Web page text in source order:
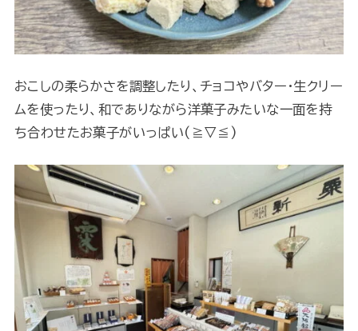
おこしの柔らかさを調整したり、チョコやバター・生クリー
ムを使ったり、和でありながら洋菓子みたいな一面を持
ち合わせたお菓子がいっぱい(≧▽≦)